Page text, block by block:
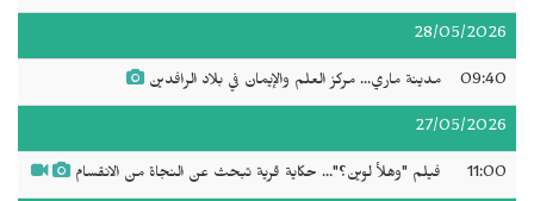
28/05/2026
09:40 مدينة ماري... مركز العلم والإيمان في بلاد الرافدين
27/05/2026
11:00 فيلم "وهلأ لوين؟"... حكاية قرية تبحث عن النجاة من الانقسام